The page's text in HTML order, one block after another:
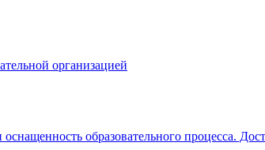
организацией
образовательного процесса.